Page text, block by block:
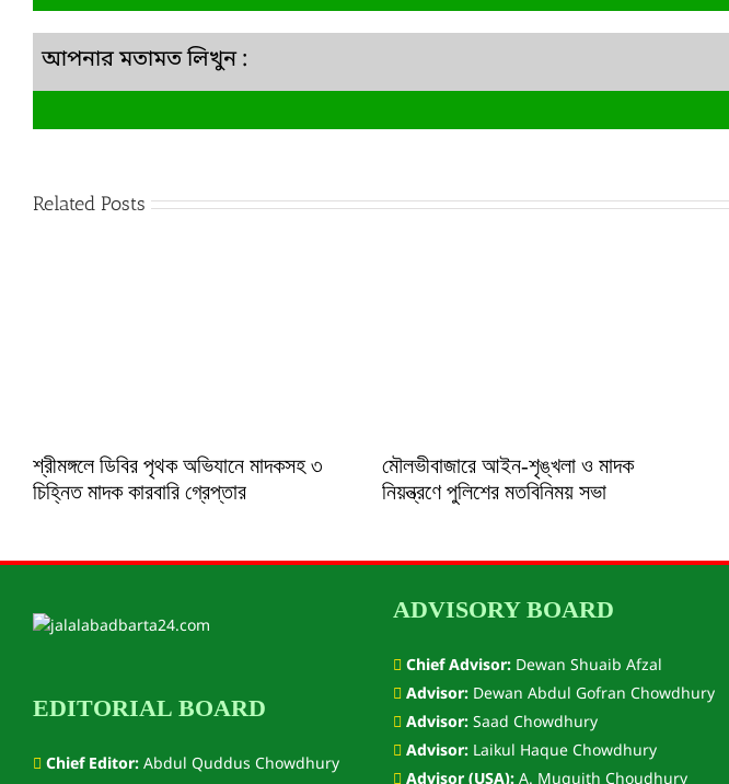
আপনার মতামত লিখুন :
Related Posts
শ্রীমঙ্গলে ডিবির পৃথক অভিযানে মাদকসহ ৩
চিহ্নিত মাদক কারবারি গ্রেপ্তার
মৌলভীবাজারে আইন-শৃঙ্খলা ও মাদক
নিয়ন্ত্রণে পুলিশের মতবিনিময় সভা
EDITORIAL BOARD
Chief Editor: Abdul Quddus Chowdhury
ADVISORY BOARD
Chief Advisor:Dewan Shuaib Afzal
Advisor:Dewan Abdul Gofran Chowdhury
Advisor:Saad Chowdhury
Advisor:Laikul Haque Chowdhury